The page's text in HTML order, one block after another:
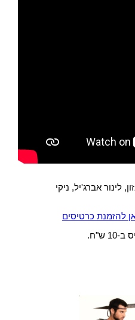
לינור אברג'יל, ניקי
להזמנת כרטיסים
ש"ח.